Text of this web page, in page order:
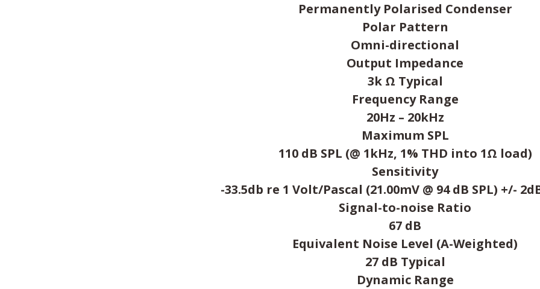
Permanently Polarised Condenser
Polar Pattern
Omni-directional
Output Impedance
3k Ω Typical
Frequency Range
20Hz – 20kHz
Maximum SPL
110 dB SPL (@ 1kHz, 1% THD into 1Ω load)
Sensitivity
-33.5db re 1 Volt/Pascal (21.00mV @ 94 dB SPL) +/-
Signal-to-noise Ratio
67 dB
Equivalent Noise Level (A-Weighted)
27 dB Typical
Dynamic Range